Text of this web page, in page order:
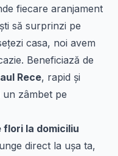
fiecare aranjament
să surprinzi pe
casa, noi avem
Beneficiază de
Rece, rapid și
un zâmbet pe
flori la domiciliu
direct la ușa ta,